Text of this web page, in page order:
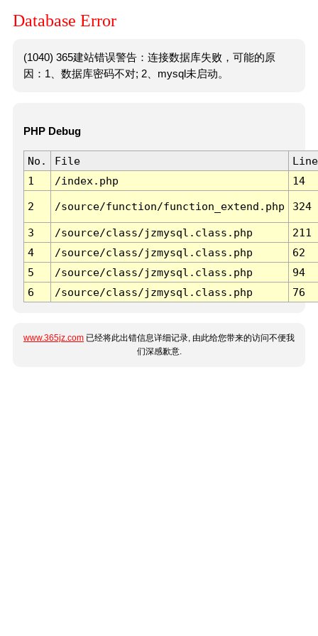
Database Error
(1040) 365建站错误警告：连接数据库失败，可能的原
因：1、数据库密码不对; 2、mysql未启动。
PHP Debug
No. File
Line
1
/index.php 14
2 /source/function/function_extend.php 324
3 /source/class/jzmysql.class.php
211
4
/source/class/jzmysql.class.php
62
5
/source/class/jzmysql.class.php
94
6
/source/class/jzmysql.class.php 76
www.365jz.com 已经将此出错信息详细记录, 由此给您带来的访问不便我
们深感歉意.